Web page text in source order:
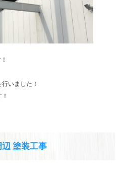
いました！
塗装工事